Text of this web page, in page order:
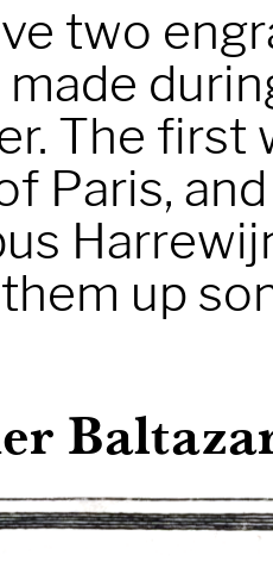
two
made
The first
Paris,
up